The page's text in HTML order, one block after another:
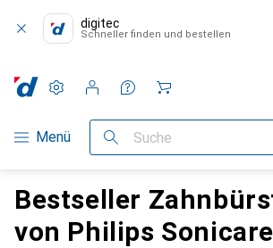
digitec
Schneller finden und bestellen
Navigation nach Kategorien
Menü Suche
Einstellungen
Kundenkonto
Vergleichslisten
Merklisten
Warenkorb
Bestseller
von Philips Sonicare